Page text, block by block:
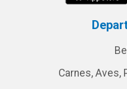
Carnes, Aves,